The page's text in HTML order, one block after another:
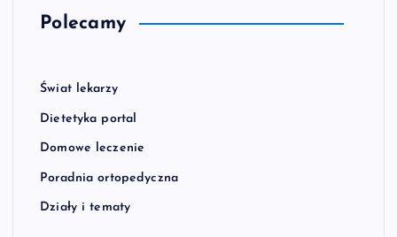
Polecamy
Świat lekarzy
Dietetyka portal
Domowe leczenie
Poradnia ortopedyczna
Działy i tematy